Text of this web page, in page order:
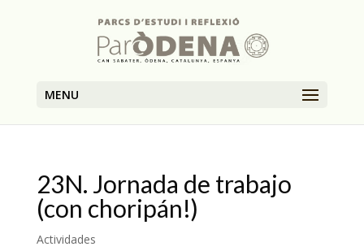
MENU
23N. Jornada de trabajo
(con choripán!)
Actividades